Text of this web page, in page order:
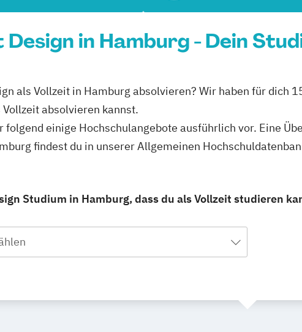
Design in Hamburg - Dein
als Vollzeit in Hamburg absolvieren? Wir haben für dich
Vollzeit absolvieren kannst.
folgend einige Hochschulangebote ausführlich vor. Eine
findest du in unserer Allgemeinen
Studium in Hamburg, dass du als Vollzeit studieren